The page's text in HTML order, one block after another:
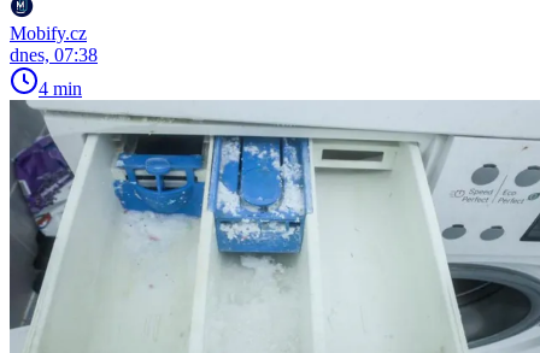
Mobify.cz
dnes, 07:38
4 min